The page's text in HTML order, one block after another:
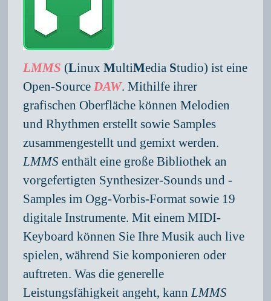
LMMS (LinuxMultiMedia Studio) ist eine
Open-Source DAW. Mithilfe ihrer
grafischen Oberfläche können Melodien
und Rhythmen erstellt sowie Samples
zusammengestellt und gemixt werden.
LMMS enthält eine große Bibliothek an
vorgefertigten Synthesizer-Sounds und -
Samples im Ogg-Vorbis-Format sowie 19
digitale Instrumente. Mit einem MIDI-
Keyboard können Sie Ihre Musik auch live
spielen, während Sie komponieren oder
auftreten. Was die generelle
Leistungsfähigkeit angeht, kann LMMS